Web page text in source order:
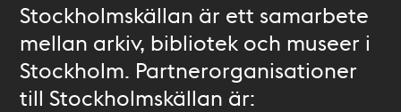
Stockholmskällan är ett samarbete
mellan arkiv, bibliotek och museer i
Stockholm. Partnerorganisationer
till Stockholmskällan är: